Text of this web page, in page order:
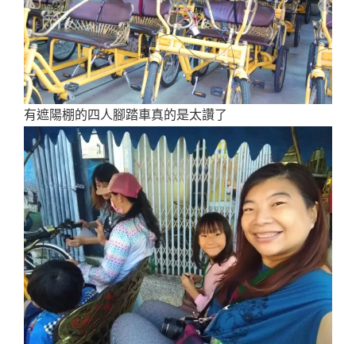
有遮陽棚的四人腳踏車真的是太讚了